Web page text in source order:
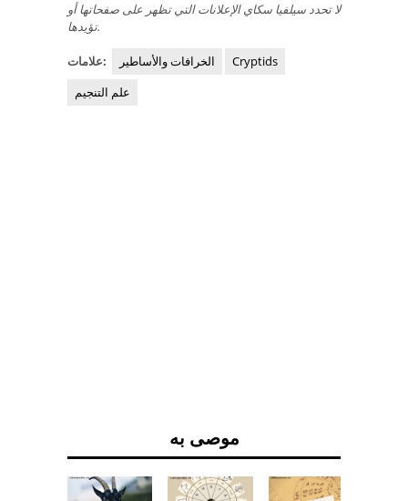
لا تحدد سيلفيا سكاي الإعلانات التي تظهر على صفحاتها أو
تؤيدها.
علامات: الخرافات والأساطير
Cryptids
علم التنجيم
موصى به